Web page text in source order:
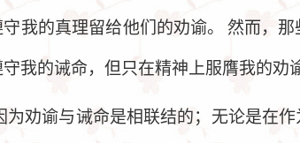
守我的真理留给他们的劝谕。 然而，那
守我的诫命，但只在精神上服膺我的劝
为劝谕与诫命是相联结的；无论是在